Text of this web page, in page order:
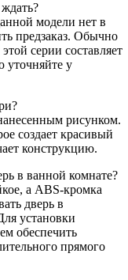
модели нет в
предзаказ. Обычно
серии составляет
у
рисунком.
создает красивый
конструкцию.
в ванной комнате?
а ABS-кромка
дверь в
установки
обеспечить
прямого